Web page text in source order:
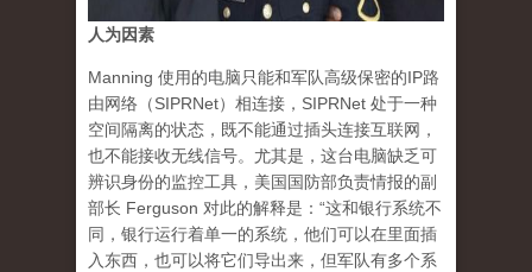
人为因素
Manning 使用的电脑只能和军队高级保密的IP路
由网络（SIPRNet）相连接，SIPRNet 处于一种
空间隔离的状态，既不能通过插头连接互联网，
也不能接收无线信号。尤其是，这台电脑缺乏可
辨识身份的监控工具，美国国防部负责情报的副
部长 Ferguson 对此的解释是：“这和银行系统不
同，银行运行着单一的系统，他们可以在里面插
入东西，也可以将它们导出来，但军队有多个系